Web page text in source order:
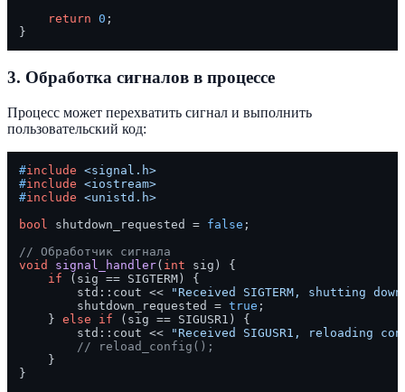
return 0 ;
3. Обработка сигналов в процессе
Процесс может перехватить сигнал и выполнить
пользовательский код:
#include <signal.h>
#include <iostream>
#include <unistd.h>
bool
shutdown_requested = false ;
// Обработчик сигнала
void
signal_handler( int sig)
{
if (sig == SIGTERM) {
        std::cout <<
"Received SIGTERM, shutting
        shutdown_requested =
true ;
    }
else if (sig == SIGUSR1) {
        std::cout <<
"Received SIGUSR1, reloading
// reload_config();
    }
}